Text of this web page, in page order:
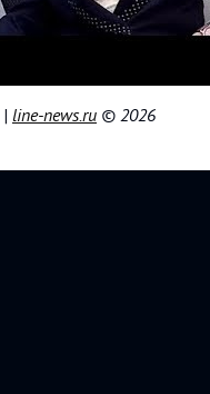
| line-news.ru © 2026